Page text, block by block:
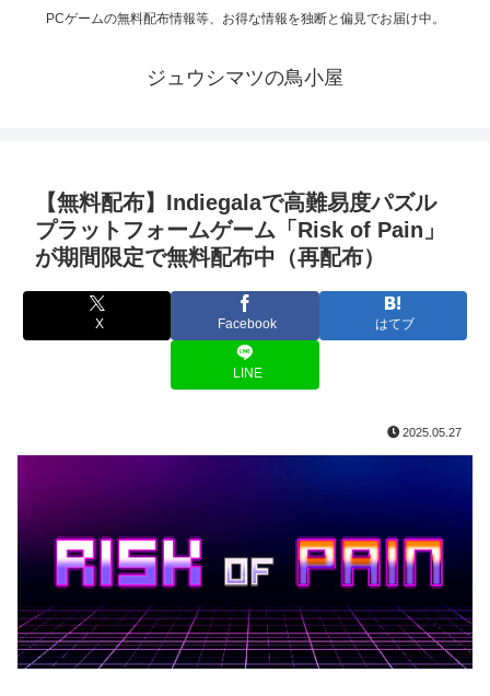
PCゲームの無料配布情報等、お得な情報を独断と偏見でお届け中。
ジュウシマツの鳥小屋
【無料配布】Indiegalaで高難易度パズル
プラットフォームゲーム「Risk of Pain」
が期間限定で無料配布中（再配布）
X Facebook はてブ
LINE
2025.05.27